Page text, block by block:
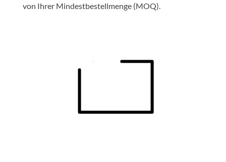
von Ihrer Mindestbestellmenge (MOQ).